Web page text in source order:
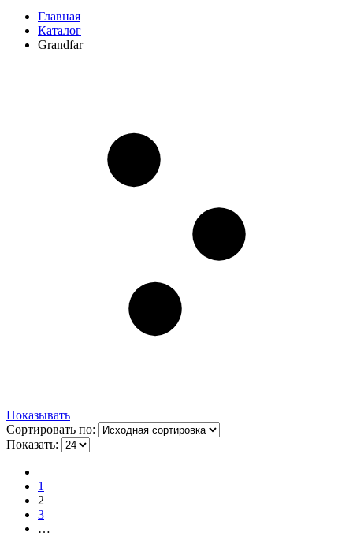
Главная
Каталог
Grandfar
Показывать
Сортировать по:
Показать:
1
2
3
…